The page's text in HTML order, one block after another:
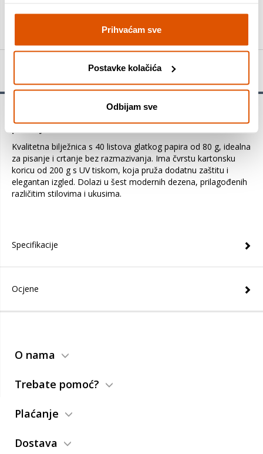
Prihvaćam sve
Postavke kolačića
Odbijam sve
KUPITE ODMAH
Kvalitetna bilježnica s 40 listova glatkog papira od 80 g, idealna
za pisanje i crtanje bez razmazivanja. Ima čvrstu kartonsku
koricu od 200 g s UV tiskom, koja pruža dodatnu zaštitu i
elegantan izgled. Dolazi u šest modernih dezena, prilagođenih
različitim stilovima i ukusima.
Specifikacije
Ocjene
O nama
Trebate pomoć?
Plaćanje
Dostava